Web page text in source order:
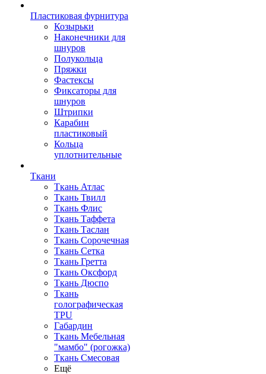
Пластиковая фурнитура
Козырьки
Наконечники для
шнуров
Полукольца
Пряжки
Фастексы
Фиксаторы для
шнуров
Штрипки
Карабин
пластиковый
Кольца
уплотнительные
Ткани
Ткань Атлас
Ткань Твилл
Ткань Флис
Ткань Таффета
Ткань Таслан
Ткань Сорочечная
Ткань Сетка
Ткань Гретта
Ткань Оксфорд
Ткань Дюспо
Ткань
голографическая
TPU
Габардин
Ткань Мебельная
"мамбо" (рогожка)
Ткань Смесовая
Ещё